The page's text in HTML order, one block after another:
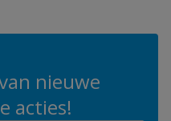
nieuwe
acties!